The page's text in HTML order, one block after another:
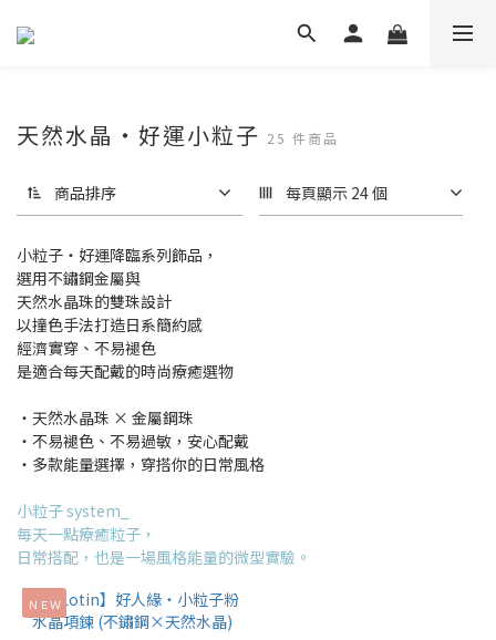
天然水晶‧好運小粒子 25 件商品
商品排序 每頁顯示 24 個
小粒子‧好運降臨系列飾品，
選用不鏽鋼金屬與
天然水晶珠的雙珠設計
以撞色手法打造日系簡約感
經濟實穿、不易褪色
是適合每天配戴的時尚療癒選物
・天然水晶珠 × 金屬鋼珠
・不易褪色、不易過敏，安心配戴
・多款能量選擇，穿搭你的日常風格
小粒子 system_
每天一點療癒粒子，
日常搭配，也是一場風格能量的微型實驗。
ＮＥＷ